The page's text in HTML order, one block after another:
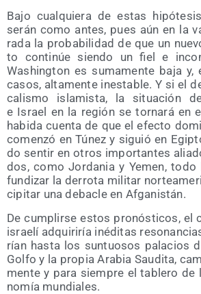
Bajo cual­quie­ra de estas
serán como antes, pues aún en la
ra­da la pro­ba­bi­li­dad de que un
to con­ti­núe sien­do un fiel e
Washing­ton es suma­men­te baja
casos, alta­men­te ines­ta­ble. Y si el
ca­lis­mo isla­mis­ta, la situa­ción
e Israel en la región se tor­na­rá en
habi­da cuen­ta de que el efec­to
comen­zó en Túnez y siguió en
do sen­tir en otros impor­tan­tes
dos, como Jor­da­nia y Yemen,
fun­di­zar la derro­ta mili­tar
ci­pi­tar una deba­cle en Afganistán.
De cum­plir­se estos pro­nós­ti­cos, el
israe­lí adqui­ri­ría iné­di­tas
rían has­ta los sun­tuo­sos pala­cios
Gol­fo y la pro­pia Ara­bia Sau­di­ta,
men­te y para siem­pre el table­ro
no­mía mundiales.